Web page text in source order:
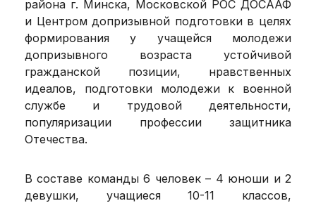
района г. Минска, Московской РОС ДОСААФ
и Центром допризывной подготовки в целях
формирования у учащейся молодежи
допризывного возраста устойчивой
гражданской позиции, нравственных
идеалов, подготовки молодежи к военной
службе и трудовой деятельности,
популяризации профессии защитника
Отечества.
В составе команды 6 человек – 4 юноши и 2
девушки, учащиеся 10-11 классов,